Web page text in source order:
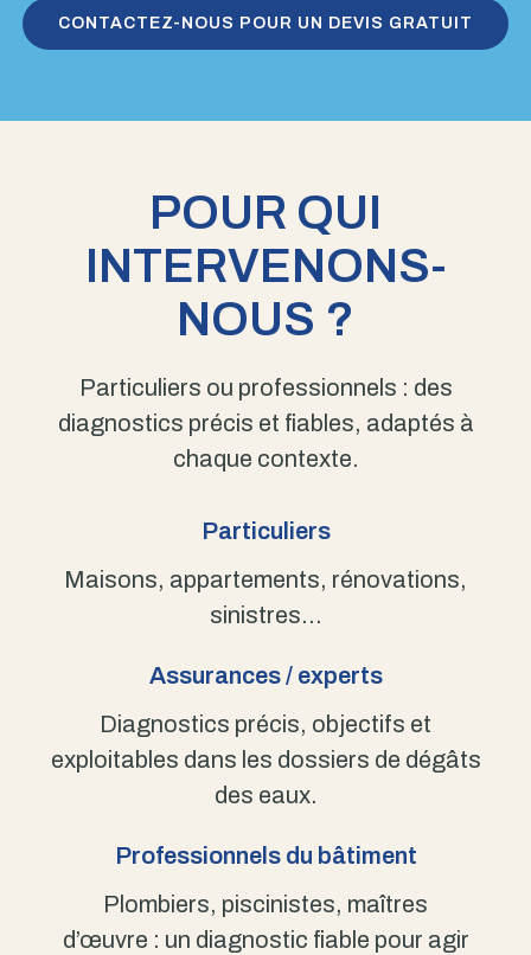
CONTACTEZ-NOUS POUR UN DEVIS GRATUIT
POUR QUI
INTERVENONS-
NOUS ?
Particuliers ou professionnels : des
diagnostics précis et fiables, adaptés à
chaque contexte.
Particuliers
Maisons, appartements, rénovations,
sinistres…
Assurances / experts
Diagnostics précis, objectifs et
exploitables dans les dossiers de dégâts
des eaux.
Professionnels du bâtiment
Plombiers, piscinistes, maîtres
d’œuvre : un diagnostic fiable pour agir